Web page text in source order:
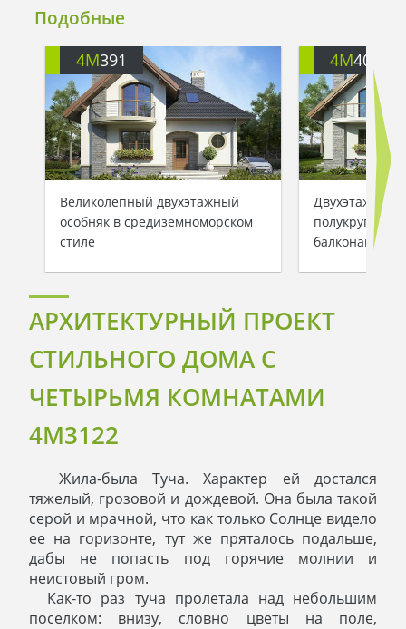
Подобные
4M391
Великолепный двухэтажный
особняк в средиземноморском
стиле
4M401
Двухэтажный
балконами
АРХИТЕКТУРНЫЙ ПРОЕКТ
СТИЛЬНОГО ДОМА С
ЧЕТЫРЬМЯ КОМНАТАМИ
4M3122
Жила-была Туча. Характер ей достался
тяжелый, грозовой и дождевой. Она была такой
серой и мрачной, что как только Солнце видело
ее на горизонте, тут же пряталось подальше,
дабы не попасть под горячие молнии и
неистовый гром.
Как-то раз туча пролетала над небольшим
поселком: внизу, словно цветы на поле,